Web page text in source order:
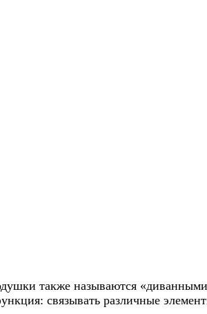
также называются
связывать различные